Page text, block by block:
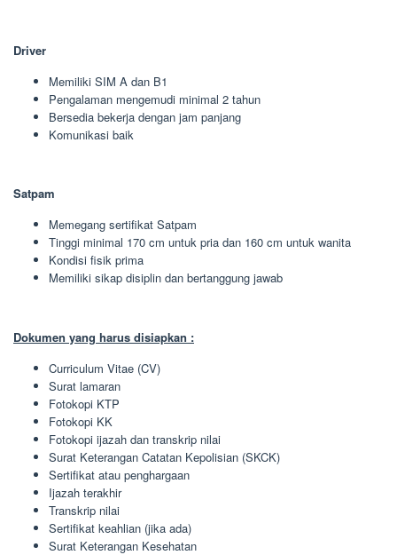
Driver
Memiliki SIM A dan B1
Pengalaman mengemudi minimal 2 tahun
Bersedia bekerja dengan jam panjang
Komunikasi baik
Satpam
Memegang sertifikat Satpam
Tinggi minimal 170 cm untuk pria dan 160 cm untuk wanita
Kondisi fisik prima
Memiliki sikap disiplin dan bertanggung jawab
Dokumen yang harus disiapkan :
Curriculum Vitae (CV)
Surat lamaran
Fotokopi KTP
Fotokopi KK
Fotokopi ijazah dan transkrip nilai
Surat Keterangan Catatan Kepolisian (SKCK)
Sertifikat atau penghargaan
Ijazah terakhir
Transkrip nilai
Sertifikat keahlian (jika ada)
Surat Keterangan Kesehatan